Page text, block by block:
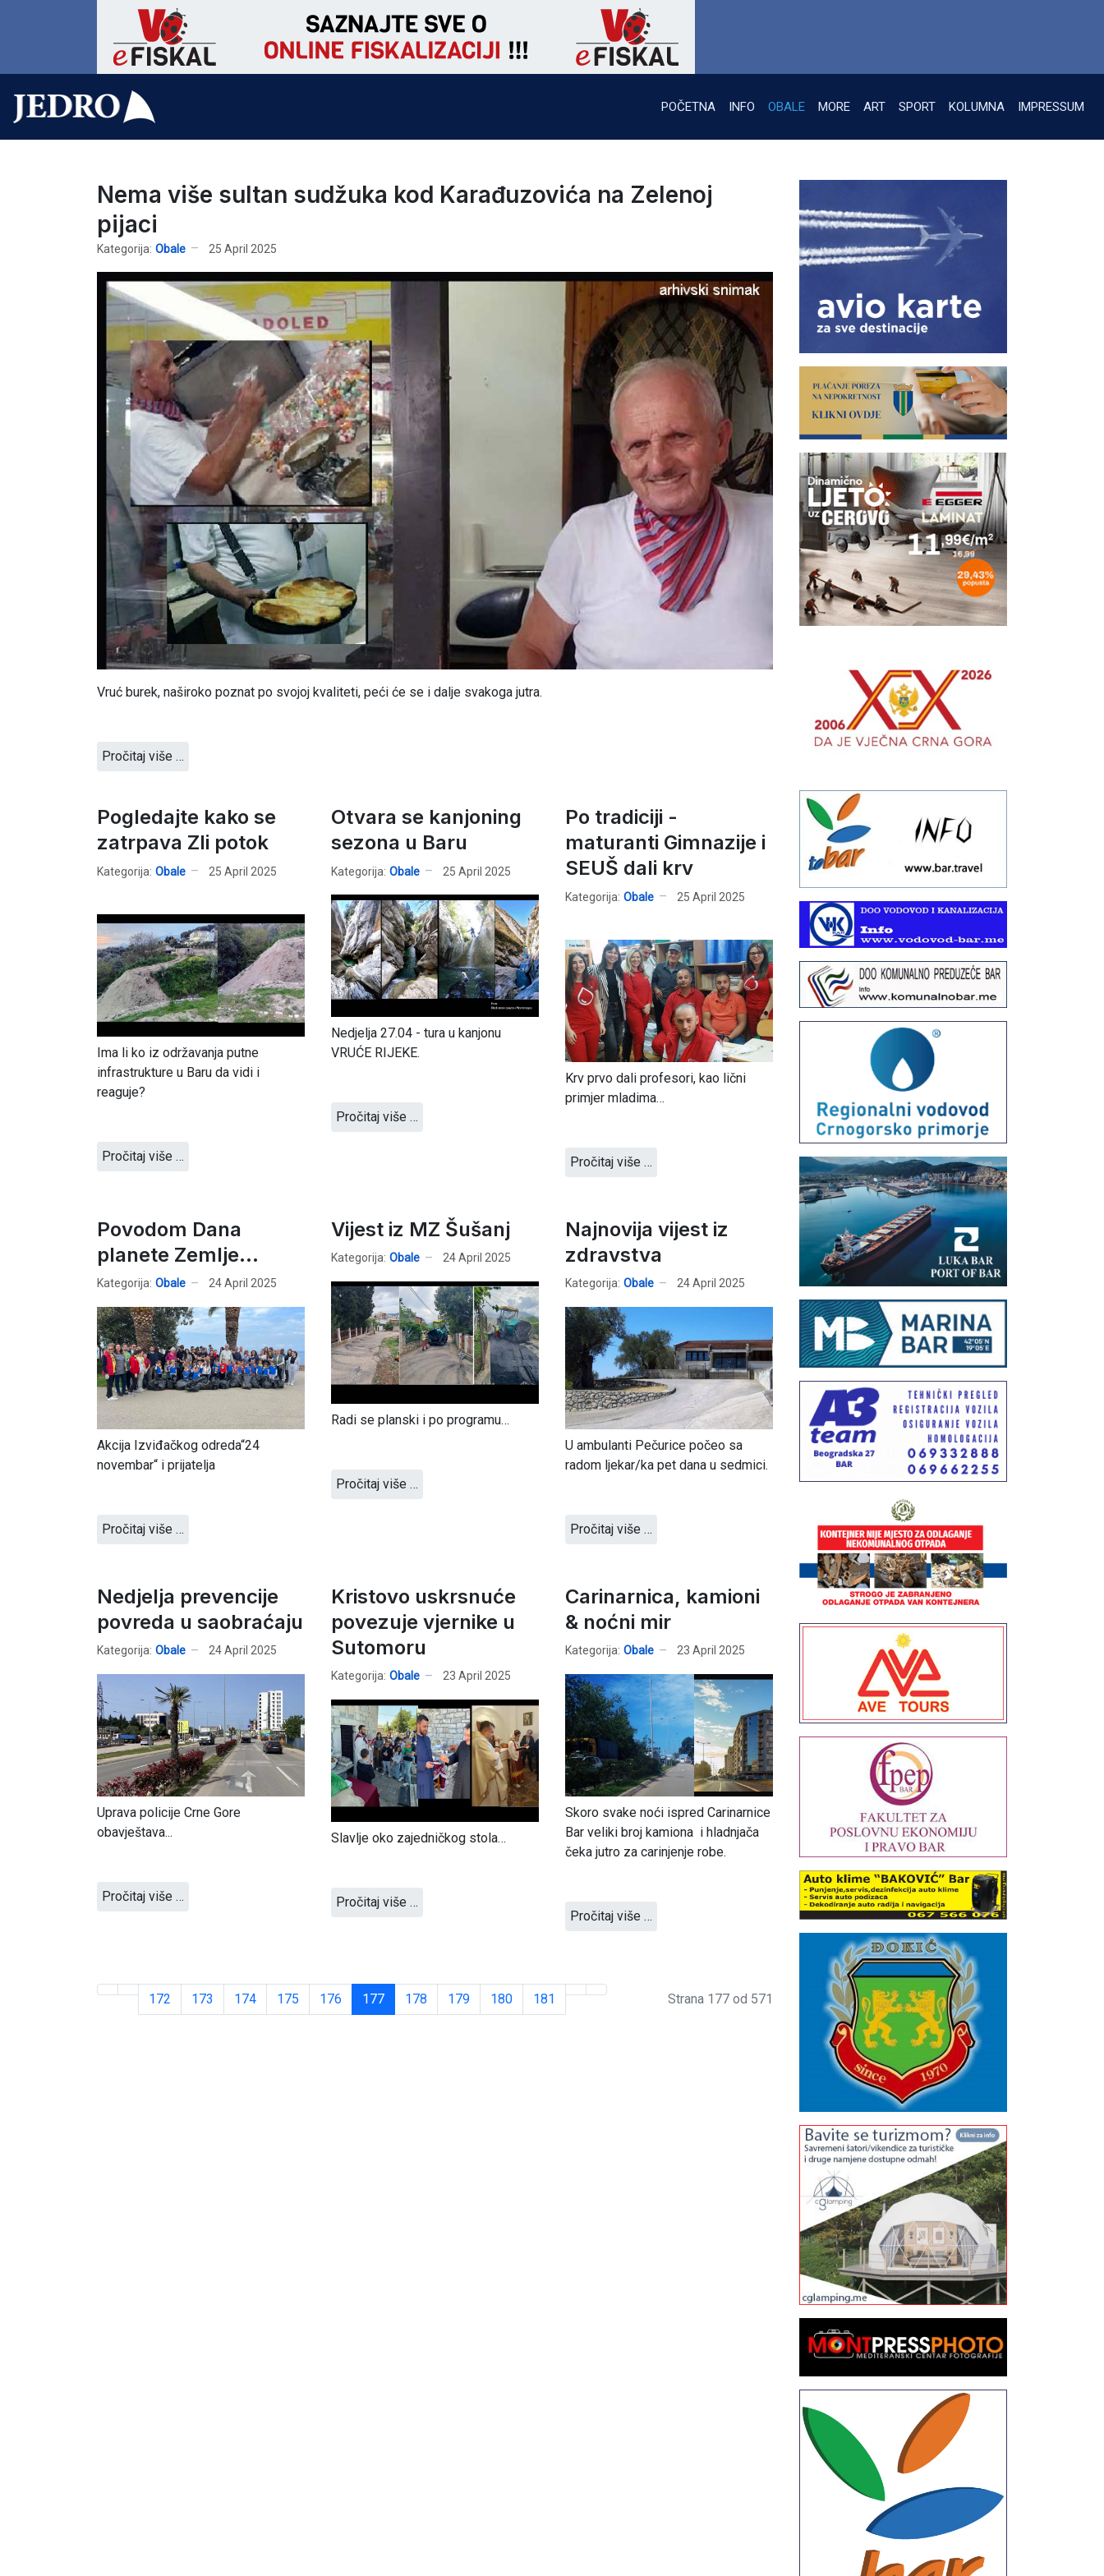
POČETNA INFO OBALE MORE ART SPORT KOLUMNA IMPRESSUM
Nema više sultan sudžuka kod Karađuzovića na Zelenoj
pijaci
Kategorija: Obale 25 April 2025
Vruć burek, naširoko poznat po svojoj kvaliteti, peći će se i dalje svakoga jutra.
Pročitaj više …
Pogledajte kako se
zatrpava Zli potok
Kategorija: Obale 25 April 2025
Ima li ko iz održavanja putne
infrastrukture u Baru da vidi i
reaguje?
Pročitaj više …
Otvara se kanjoning
sezona u Baru
Kategorija: Obale 25 April 2025
Nedjelja 27.04 - tura u kanjonu
VRUĆE RIJEKE.
Pročitaj više …
Po tradiciji -
maturanti Gimnazije i
SEUŠ dali krv
Kategorija: Obale 25 April 2025
Krv prvo dali profesori, kao lični
primjer mladima…
Pročitaj više …
Povodom Dana
planete Zemlje…
Kategorija: Obale 24 April 2025
Akcija Izviđačkog odreda“24
novembar“ i prijatelja
Pročitaj više …
Vijest iz MZ Šušanj
Kategorija: Obale 24 April 2025
Radi se planski i po programu…
Pročitaj više …
Najnovija vijest iz
zdravstva
Kategorija: Obale 24 April 2025
U ambulanti Pečurice počeo sa
radom ljekar/ka pet dana u sedmici.
Pročitaj više …
Nedjelja prevencije
povreda u saobraćaju
Kategorija: Obale 24 April 2025
Uprava policije Crne Gore
obavještava...
Pročitaj više …
Kristovo uskrsnuće
povezuje vjernike u
Sutomoru
Kategorija: Obale 23 April 2025
Slavlje oko zajedničkog stola…
Pročitaj više …
Carinarnica, kamioni
& noćni mir
Kategorija: Obale 23 April 2025
Skoro svake noći ispred Carinarnice
Bar veliki broj kamiona i hladnjača
čeka jutro za carinjenje robe.
Pročitaj više …
172 173 174 175 176 177 178 179 180 181 Strana 177 od 571